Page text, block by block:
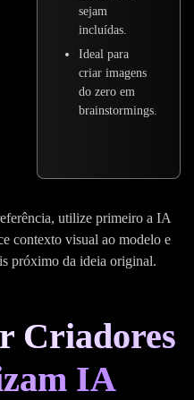
sejam
incluídas.
Ideal para
criar imagens
do zero em
brainstormings.
utilize primeiro a IA
contexto visual ao modelo e
próximo da ideia original.
Criadores
IA